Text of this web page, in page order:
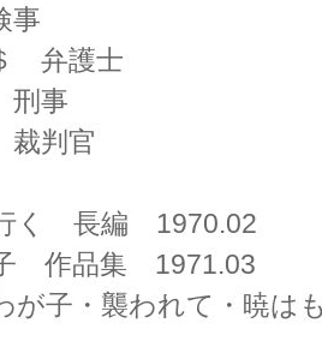
事
弁護士
事
判官
く 長編 1970.02
作品集 1971.03
子・襲われて・暁は